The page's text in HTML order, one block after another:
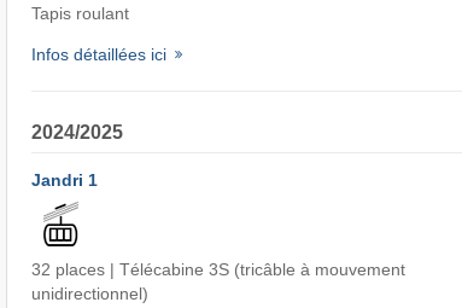
Tapis roulant
Infos détaillées ici
2024/2025
Jandri 1
32 places | Télécabine 3S (tricâble à mouvement
unidirectionnel)